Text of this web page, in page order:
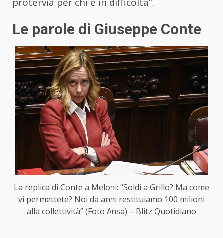
protervia per chi è in difficoltà”.
Le parole di Giuseppe Conte
La replica di Conte a Meloni: “Soldi a Grillo? Ma come
vi permettete? Noi da anni restituiamo 100 milioni
alla collettività” (Foto Ansa) – Blitz Quotidiano